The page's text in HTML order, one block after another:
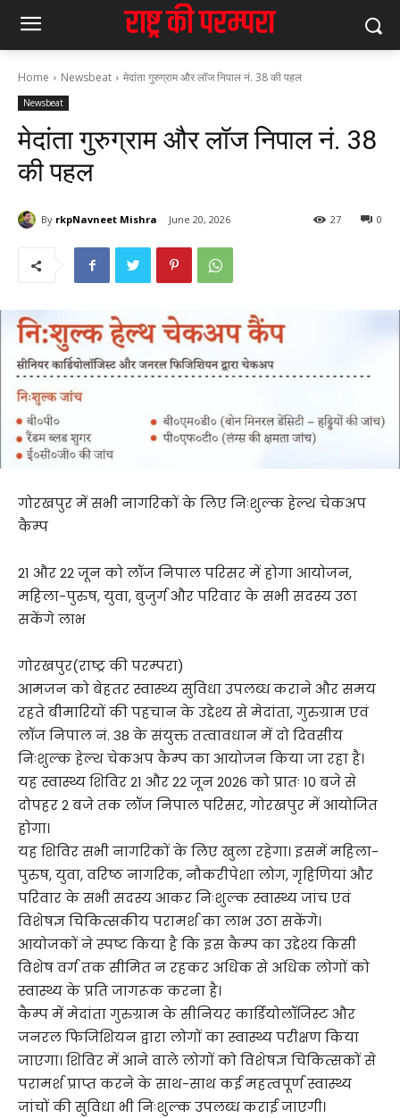
Home Newsbeat मेदांता गुरुग्राम और लॉज निपाल नं. 38 की पहल
Newsbeat
मेदांता गुरुग्राम और लॉज निपाल नं. 38
की पहल
By rkpNavneet Mishra June 20, 2026 0
27
गोरखपुर में सभी नागरिकों के लिए निःशुल्क हेल्थ चेकअप
कैम्प
21 और 22 जून को लॉज निपाल परिसर में होगा आयोजन,
महिला-पुरुष, युवा, बुजुर्ग और परिवार के सभी सदस्य उठा
सकेंगे लाभ
गोरखपुर(राष्ट्र की परम्परा)
आमजन को बेहतर स्वास्थ्य सुविधा उपलब्ध कराने और समय
रहते बीमारियों की पहचान के उद्देश्य से मेदांता, गुरुग्राम एवं
लॉज निपाल नं. 38 के संयुक्त तत्वावधान में दो दिवसीय
निःशुल्क हेल्थ चेकअप कैम्प का आयोजन किया जा रहा है।
यह स्वास्थ्य शिविर 21 और 22 जून 2026 को प्रातः 10 बजे से
दोपहर 2 बजे तक लॉज निपाल परिसर, गोरखपुर में आयोजित
होगा।
यह शिविर सभी नागरिकों के लिए खुला रहेगा। इसमें महिला-
पुरुष, युवा, वरिष्ठ नागरिक, नौकरीपेशा लोग, गृहिणियां और
परिवार के सभी सदस्य आकर निःशुल्क स्वास्थ्य जांच एवं
विशेषज्ञ चिकित्सकीय परामर्श का लाभ उठा सकेंगे।
आयोजकों ने स्पष्ट किया है कि इस कैम्प का उद्देश्य किसी
विशेष वर्ग तक सीमित न रहकर अधिक से अधिक लोगों को
स्वास्थ्य के प्रति जागरूक करना है।
कैम्प में मेदांता गुरुग्राम के सीनियर कार्डियोलॉजिस्ट और
जनरल फिजिशियन द्वारा लोगों का स्वास्थ्य परीक्षण किया
जाएगा। शिविर में आने वाले लोगों को विशेषज्ञ चिकित्सकों से
परामर्श प्राप्त करने के साथ-साथ कई महत्वपूर्ण स्वास्थ्य
जांचों की सुविधा भी निःशुल्क उपलब्ध कराई जाएगी।